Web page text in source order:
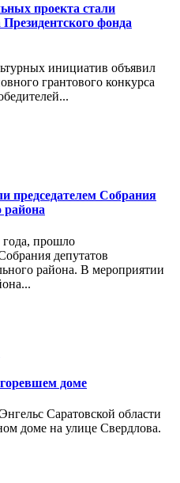
проекта стали
фонда
инициатив объявил
грантового конкурса
председателем Собрания
района
года, прошло
депутатов
района. В мероприятии
доме
Саратовской области
доме на улице Свердлова.